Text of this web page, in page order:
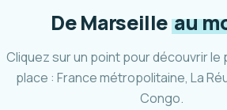
De Marseille au
Cliquez sur un point pour découvrir
place : France métropolitaine, La
Congo.